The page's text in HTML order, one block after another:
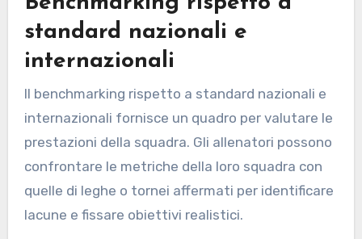
standard nazionali e
internazionali
Il benchmarking rispetto a standard nazionali e
internazionali fornisce un quadro per valutare le
prestazioni della squadra. Gli allenatori possono
confrontare le metriche della loro squadra con
quelle di leghe o tornei affermati per identificare
lacune e fissare obiettivi realistici.